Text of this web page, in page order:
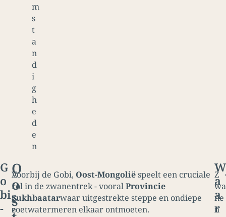
m
s
t
a
n
d
i
g
h
e
d
e
n
G
o
bi
-
A
f
g
e
O
o
s
Voorbij de Gobi, Oost-Mongoliëspeelt een cruciale
rol in de zwanentrek - vooralProvincie
Sukhbaatarwaar uitgestrekte steppe en ondiepe
zoetwatermeren elkaar ontmoeten.
W
a
a
r
Z
wa
ne
n